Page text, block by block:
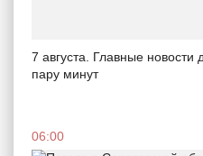
7 августа. Главные новости
пару минут
06:00